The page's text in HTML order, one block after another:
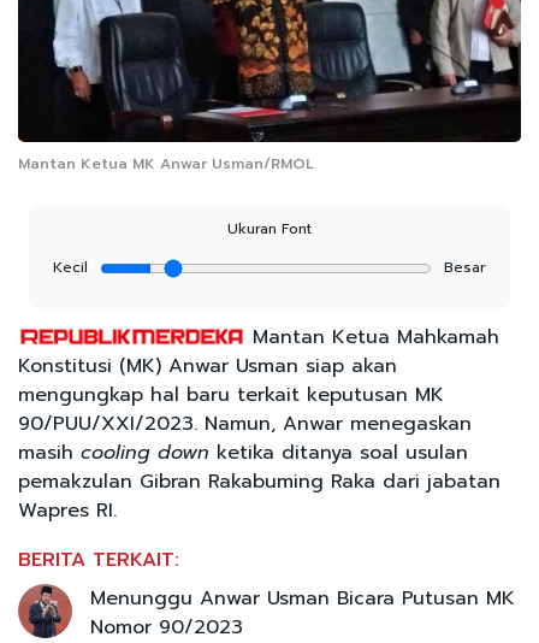
Mantan Ketua MK Anwar Usman/RMOL
Ukuran Font
Kecil
Besar
Mantan Ketua Mahkamah
Konstitusi (MK) Anwar Usman siap akan
mengungkap hal baru terkait keputusan MK
90/PUU/XXI/2023. Namun, Anwar menegaskan
masih cooling down ketika ditanya soal usulan
pemakzulan Gibran Rakabuming Raka dari jabatan
Wapres RI.
BERITA TERKAIT:
Menunggu Anwar Usman Bicara Putusan MK
Nomor 90/2023